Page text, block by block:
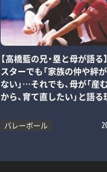
【高橋藍の兄・塁と母が語る
スターでも「家族の仲や絆
ない」…それでも、母が「産
から、育て直したい」と語る
バレーボール